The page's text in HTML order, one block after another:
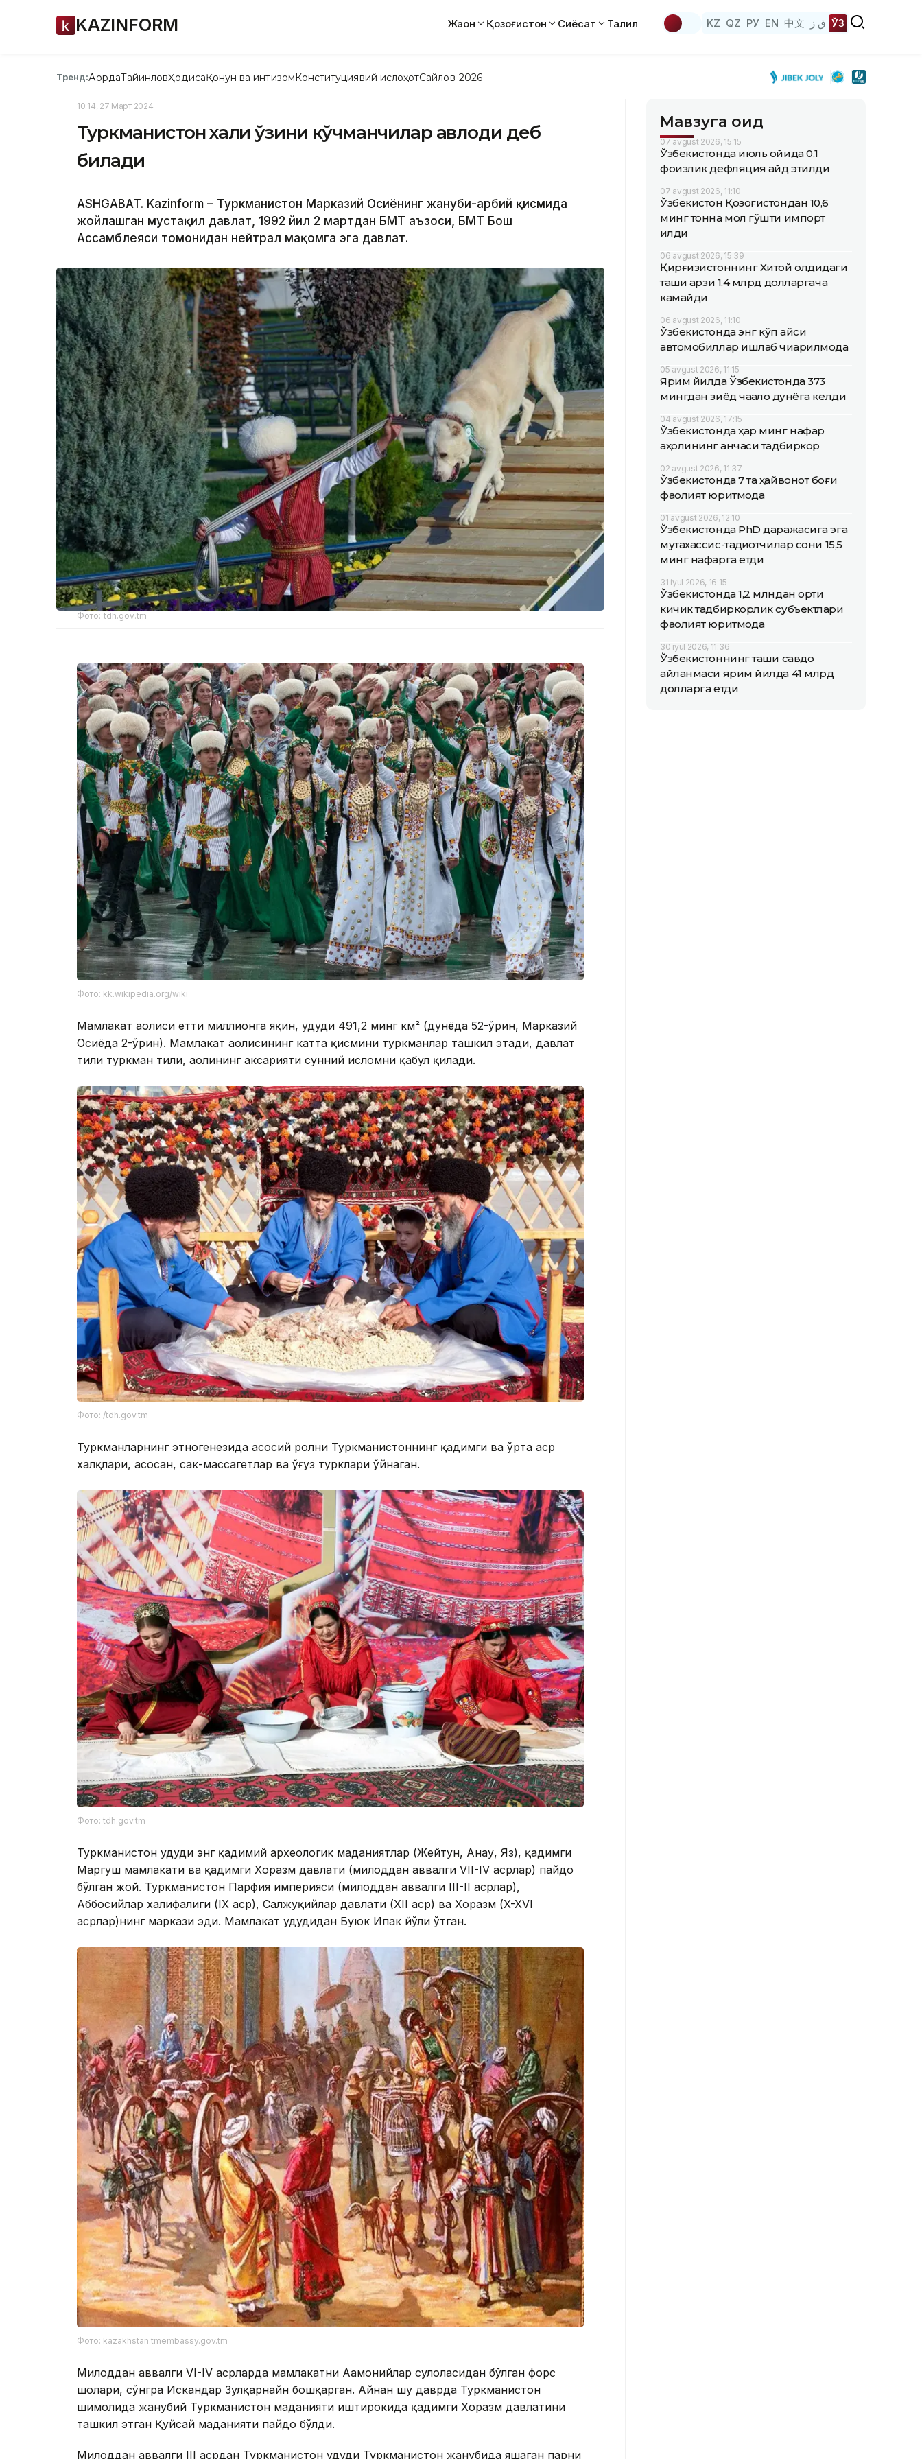
KAZINFORM Жаҳон Қозоғистон Сиёсат Таҳлил KZ QZ РУ EN 中文 ق ز ЎЗ
Тренд:АқордаТайинловҲодисаҚонун ва интизомКонституциявий ислоҳотСайлов-2026
10:14, 27 Март 2024
Туркманистон халқи ўзини кўчманчилар авлоди деб
билади
ASHGABAT. Kazinform – Туркманистон Марказий Осиёнинг жануби-ғарбий қисмида
жойлашган мустақил давлат, 1992 йил 2 мартдан БМТ аъзоси, БМТ Бош
Ассамблеяси томонидан нейтрал мақомга эга давлат.
Фото: tdh.gov.tm
Фото: kk.wikipedia.org/wiki
Мамлакат аҳолиси етти миллионга яқин, ҳудуди 491,2 минг км² (дунёда 52-ўрин, Марказий
Осиёда 2-ўрин). Мамлакат аҳолисининг катта қисмини туркманлар ташкил этади, давлат
тили туркман тили, аҳолининг аксарияти сунний исломни қабул қилади.
Фото: /tdh.gov.tm
Туркманларнинг этногенезида асосий ролни Туркманистоннинг қадимги ва ўрта аср
халқлари, асосан, сак-массагетлар ва ўғуз турклари ўйнаган.
Фото: tdh.gov.tm
Туркманистон ҳудуди энг қадимий археологик маданиятлар (Жейтун, Анау, Яз), қадимги
Маргуш мамлакати ва қадимги Хоразм давлати (милоддан аввалги VII-IV асрлар) пайдо
бўлган жой. Туркманистон Парфия империяси (милоддан аввалги III-II асрлар),
Аббосийлар халифалиги (IX аср), Салжуқийлар давлати (XII аср) ва Хоразм (X-XVI
асрлар)нинг маркази эди. Мамлакат ҳудудидан Буюк Ипак йўли ўтган.
Фото: kazakhstan.tmembassy.gov.tm
Милоддан аввалги VI-IV асрларда мамлакатни Аҳамонийлар сулоласидан бўлган форс
шоҳлари, сўнгра Искандар Зулқарнайн бошқарган. Айнан шу даврда Туркманистон
шимолида жанубий Туркманистон маданияти иштирокида қадимги Хоразм давлатини
ташкил этган Қуйсай маданияти пайдо бўлди.
Милоддан аввалги III асрдан Туркманистон ҳудуди Туркманистон жанубида яшаган парни
Мавзуга оид
07 avgust 2026, 15:15
Ўзбекистонда июль ойида 0,1
фоизлик дефляция қайд этилди
07 avgust 2026, 11:10
Ўзбекистон Қозоғистондан 10,6
минг тонна мол гўшти импорт
қилди
06 avgust 2026, 15:39
Қирғизистоннинг Хитой олдидаги
ташқи қарзи 1,4 млрд долларгача
камайди
06 avgust 2026, 11:10
Ўзбекистонда энг кўп қайси
автомобиллар ишлаб чиқарилмоқда
05 avgust 2026, 11:15
Ярим йилда Ўзбекистонда 373
мингдан зиёд чақалоқ дунёга келди
04 avgust 2026, 17:15
Ўзбекистонда ҳар минг нафар
аҳолининг қанчаси тадбиркор
02 avgust 2026, 11:37
Ўзбекистонда 7 та ҳайвонот боғи
фаолият юритмоқда
01 avgust 2026, 12:10
Ўзбекистонда PhD даражасига эга
мутахассис-тадқиқотчилар сони 15,5
минг нафарга етди
31 iyul 2026, 16:15
Ўзбекистонда 1,2 млндан ортиқ
кичик тадбиркорлик субъектлари
фаолият юритмоқда
30 iyul 2026, 11:36
Ўзбекистоннинг ташқи савдо
айланмаси ярим йилда 41 млрд
долларга етди